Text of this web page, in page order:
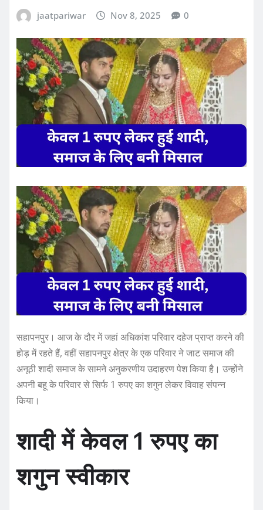
jaatpariwar Nov 8, 2025 0
सहापनपुर। आज के दौर में जहां अधिकांश परिवार दहेज प्राप्त करने की
होड़ में रहते हैं, वहीं सहापनपुर क्षेत्र के एक परिवार ने जाट समाज की
अनूठी शादी समाज के सामने अनुकरणीय उदाहरण पेश किया है। उन्होंने
अपनी बहू के परिवार से सिर्फ 1 रुपए का शगुन लेकर विवाह संपन्न
किया।
शादी में केवल 1 रुपए का
शगुन स्वीकार